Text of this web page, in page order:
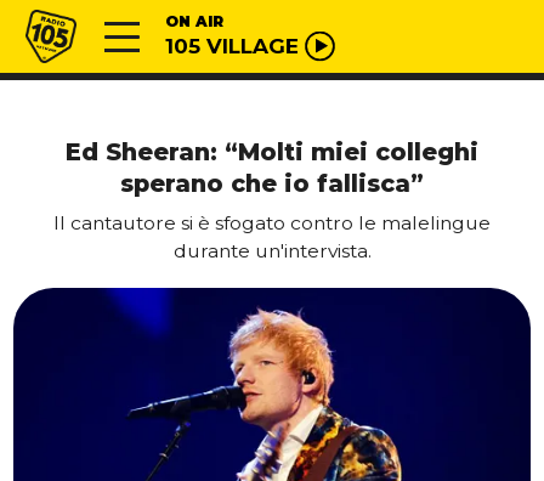
Vai al contenuto
Radio 105 ON AIR
105 VILLAGE
Ed Sheeran: “Molti miei colleghi
sperano che io fallisca”
Il cantautore si è sfogato contro le malelingue
durante un'intervista.